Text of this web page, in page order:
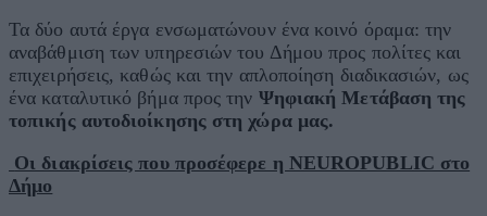
Τα δύο αυτά έργα ενσωματώνουν ένα κοινό όραμα: την
αναβάθμιση των υπηρεσιών του Δήμου προς πολίτες και
επιχειρήσεις, καθώς και την απλοποίηση διαδικασιών, ως
ένα καταλυτικό βήμα προς την Ψηφιακή Μετάβαση της
τοπικής αυτοδιοίκησης στη χώρα μας.
Οι διακρίσεις που προσέφερε η NEUROPUBLIC στο
Δήμο